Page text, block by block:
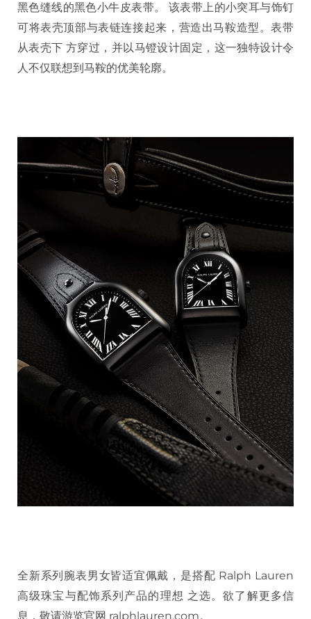
黑色缝线的黑色小牛皮表带。 该表带上的小突耳与饰钉
可将表壳顶部与表链连接起来，营造出马鞍造型。表带
从表壳下 方穿过，并以马镫设计固定，这一独特设计令
人不仅联想到马鞍的优美轮廓。
全新系列腕表男女皆适宜佩戴，是搭配 Ralph Lauren
高级珠宝与配饰系列产品的理想 之选。欲了解更多信
息，敬请游览官网 ralphlauren.com。